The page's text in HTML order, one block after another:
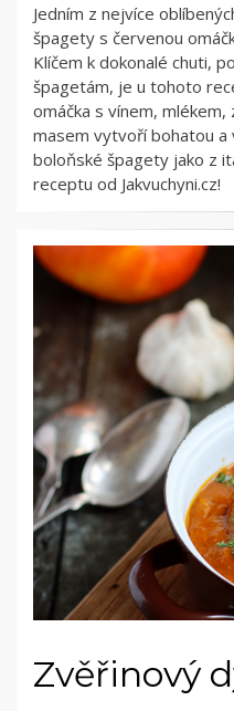
Jedním z nejvíce
špagety s červenou
Klíčem k dokonalé chuti,
špagetám, je u tohoto
omáčka s vínem, mlékem,
masem vytvoří bohatou a
boloňské špagety jako z
receptu od Jakvuchyni.cz!
Zvěřinový